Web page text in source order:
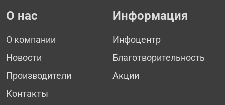
О нас
О компании
Новости
Производители
Контакты
Информация
Инфоцентр
Благотворительность
Акции